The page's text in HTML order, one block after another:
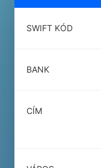
SWIFT KÓD
BANK
CÍM